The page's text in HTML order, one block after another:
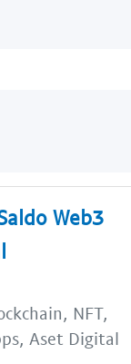
Web3
NFT,
Aset Digital